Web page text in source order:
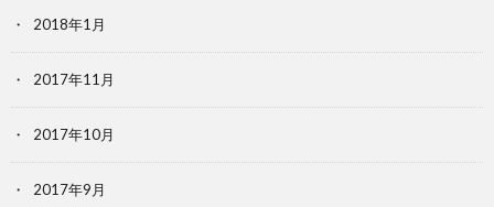
2018年1月
2017年11月
2017年10月
2017年9月